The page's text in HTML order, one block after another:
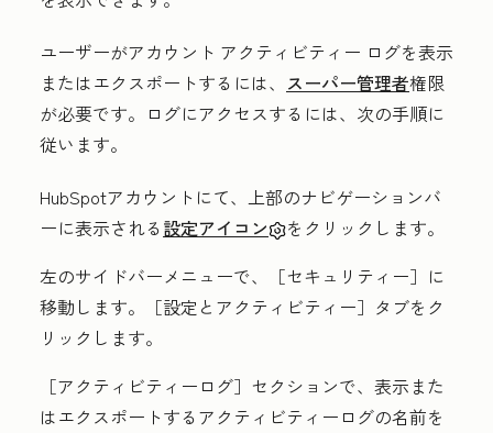
ユーザーがアカウント アクティビティー ログを表示
またはエクスポートするには、 スーパー管理者権限
が必要です。 ログにアクセスするには、次の手順に
従います。
HubSpotアカウントにて、上部のナビゲーションバ
ーに表示される設定アイコン
をクリックします。
左のサイドバーメニューで、［セキュリティー］に
移動します。［設定とアクティビティー］タブをク
リックします。
［アクティビティーログ］セクションで、表示また
はエクスポートするアクティビティーログの名前を